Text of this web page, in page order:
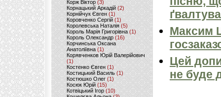
Корж Віктор (3)
Корнацький Аркадій (2)
Корнійчук Євген (1)
Коровченко Сергій (1)
Королевська Наталія(5)
Король Марія Григорівна (1)
Король Олександр (16)
Корчинська Оксана
Анатоліївна (1)
Корявченков Юрій Валерійович
(1)
Костенко Євген (1)
Костицький Василь (1)
Костюшко Олег (1)
Косюк Юрій (15)
Котвіцький Ігор (10)
Максим
Цей
не буде